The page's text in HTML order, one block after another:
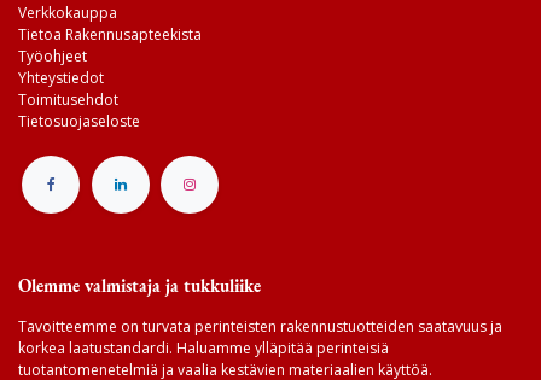
Verkkokauppa
Tietoa Rakennusapteekista
Työohjeet
Yhteystiedot
Toimitusehdot
Tietosuojaseloste
Olemme valmistaja ja tukkuliike
Tavoitteemme on turvata perinteisten rakennustuotteiden saatavuus ja
korkea laatustandardi. Haluamme ylläpitää perinteisiä
tuotantomenetelmiä ja vaalia kestävien materiaalien käyttöä.